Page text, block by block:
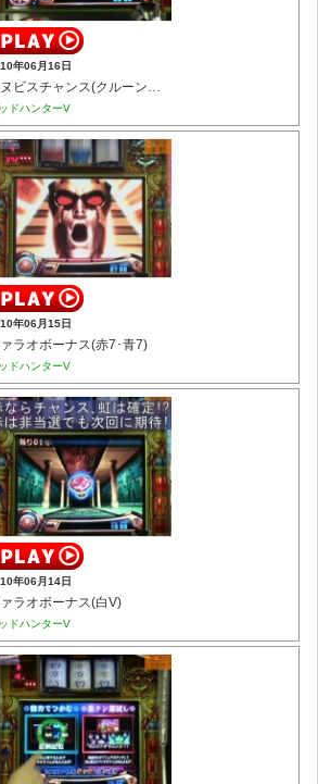
年06月16日
アヌビスチャンス(クルーンチャレンジ)
ドハンターV
年06月15日
ラオボーナス(赤7･青7)
ドハンターV
年06月14日
ラオボーナス(白V)
ドハンターV